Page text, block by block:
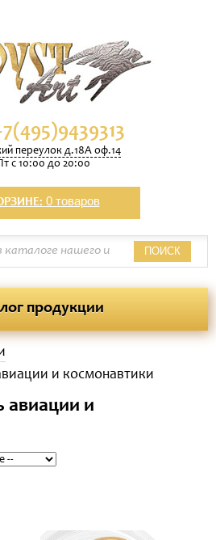
переулок д.18А оф.14
с 10:00 до 20:00
0 товаров
ПОИСК
продукции
и космонавтики
авиации и